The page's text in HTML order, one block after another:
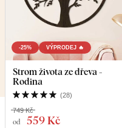
-25% VÝPRODEJ 🔥
Strom života ze dřeva -
Rodina
(28)
od 559 Kč
749 Kč